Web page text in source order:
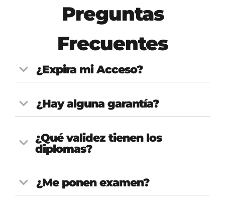
Preguntas
Frecuentes
¿Expira mi Acceso?
¿Hay alguna garantía?
¿Qué validez tienen los
diplomas?
¿Me ponen examen?